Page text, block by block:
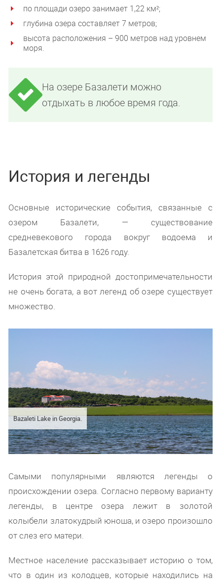
по площади озеро занимает 1,22 км²;
глубина озера составляет 7 метров;
высота расположения – 900 метров над уровнем
моря.
На озере Базалети можно
отдыхать в любое время года.
История и легенды
Основные исторические события, связанные с
озером Базалети, — существование
средневекового города вокруг водоема и
Базалетская битва в 1626 году.
История этой природной достопримечательности
не очень богата, а вот легенд об озере существует
множество.
Bazaleti Lake in Georgia.
Самыми популярными являются легенды о
происхождении озера. Согласно первому варианту
легенды, в центре озера лежит в золотой
колыбели златокудрый юноша, и озеро произошло
от слез его матери.
Местное население рассказывает историю о том,
что в один из колодцев, которые находились на